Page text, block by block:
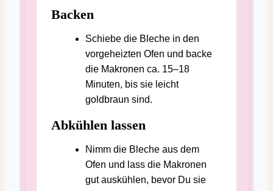
Backen
Schiebe die Bleche in den
vorgeheizten Ofen und backe
die Makronen ca. 15–18
Minuten, bis sie leicht
goldbraun sind.
Abkühlen lassen
Nimm die Bleche aus dem
Ofen und lass die Makronen
gut auskühlen, bevor Du sie